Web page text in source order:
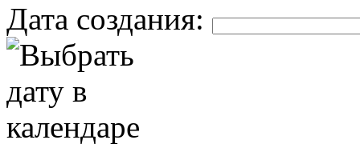
Дата создания: